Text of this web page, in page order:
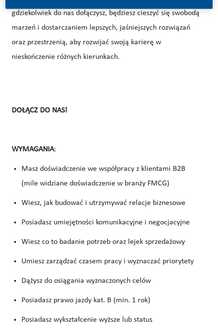
gdziekolwiek do nas dołączysz, będziesz cieszyć się swobodą
marzeń i dostarczaniem lepszych, jaśniejszych rozwiązań
oraz przestrzenią, aby rozwijać swoją karierę w
nieskończenie różnych kierunkach.
DOŁĄCZ DO NAS!
WYMAGANIA:
Masz doświadczenie we współpracy z klientami B2B
(mile widziane doświadczenie w branży FMCG)
Wiesz, jak budować i utrzymywać relacje biznesowe
Posiadasz umiejętności komunikacyjne i negocjacyjne
Wiesz co to badanie potrzeb oraz lejek sprzedażowy
Umiesz zarządzać czasem pracy i wyznaczać priorytety
Dążysz do osiągania wyznaczonych celów
Posiadasz prawo jazdy kat. B (min. 1 rok)
Posiadasz wykształcenie wyższe lub status